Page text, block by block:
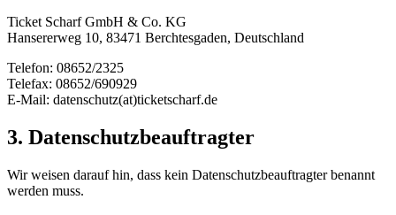
Ticket Scharf GmbH & Co. KG
Hansererweg 10, 83471 Berchtesgaden, Deutschland
Telefon: 08652/2325
Telefax: 08652/690929
E-Mail: datenschutz(at)ticketscharf.de
3. Datenschutzbeauftragter
Wir weisen darauf hin, dass kein Datenschutzbeauftragter benannt
werden muss.